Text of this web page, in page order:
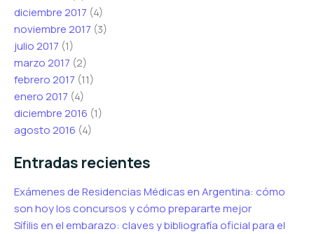
diciembre 2017 (4)
noviembre 2017 (3)
julio 2017 (1)
marzo 2017 (2)
febrero 2017 (11)
enero 2017 (4)
diciembre 2016 (1)
agosto 2016 (4)
Entradas recientes
Exámenes de Residencias Médicas en Argentina: cómo
son hoy los concursos y cómo prepararte mejor
Sífilis en el embarazo: claves y bibliografía oficial para el